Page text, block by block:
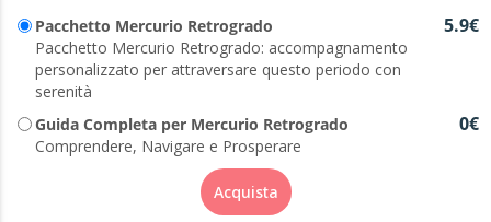
Pacchetto Mercurio Retrogrado
Pacchetto Mercurio Retrogrado: accompagnamento
personalizzato per attraversare questo periodo con
serenità
5.9€
Guida Completa per Mercurio Retrogrado
Comprendere, Navigare e Prosperare
0€
Acquista